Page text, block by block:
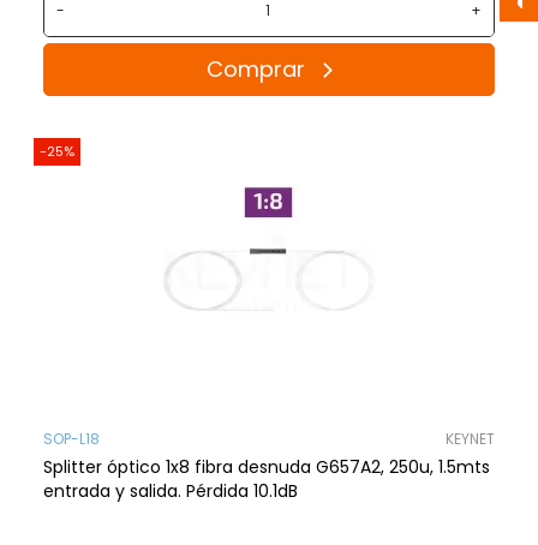
- +
Comprar
-25%
SOP-L18 KEYNET
Splitter óptico 1x8 fibra desnuda G657A2, 250u, 1.5mts
entrada y salida. Pérdida 10.1dB